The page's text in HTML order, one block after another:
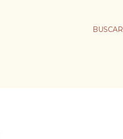
BUSCAR